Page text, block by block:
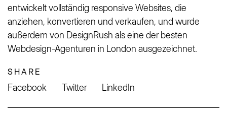
entwickelt vollständig responsive Websites, die
anziehen, konvertieren und verkaufen, und wurde
außerdem von DesignRush als eine der besten
Webdesign-Agenturen in London ausgezeichnet.
SHARE
Facebook Twitter LinkedIn